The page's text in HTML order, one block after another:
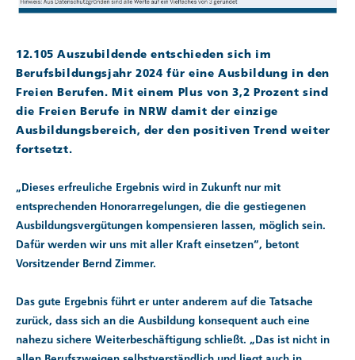
12.105 Auszubildende entschieden sich im
Berufsbildungsjahr 2024 für eine Ausbildung in den
Freien Berufen. Mit einem Plus von 3,2 Prozent sind
die Freien Berufe in NRW damit der einzige
Ausbildungsbereich, der den positiven Trend weiter
fortsetzt.
„Dieses erfreuliche Ergebnis wird in Zukunft nur mit
entsprechenden Honorarregelungen, die die gestiegenen
Ausbildungsvergütungen kompensieren lassen, möglich sein.
Dafür werden wir uns mit aller Kraft einsetzen“, betont
Vorsitzender Bernd Zimmer.
Das gute Ergebnis führt er unter anderem auf die Tatsache
zurück, dass sich an die Ausbildung konsequent auch eine
nahezu sichere Weiterbeschäftigung schließt. „Das ist nicht in